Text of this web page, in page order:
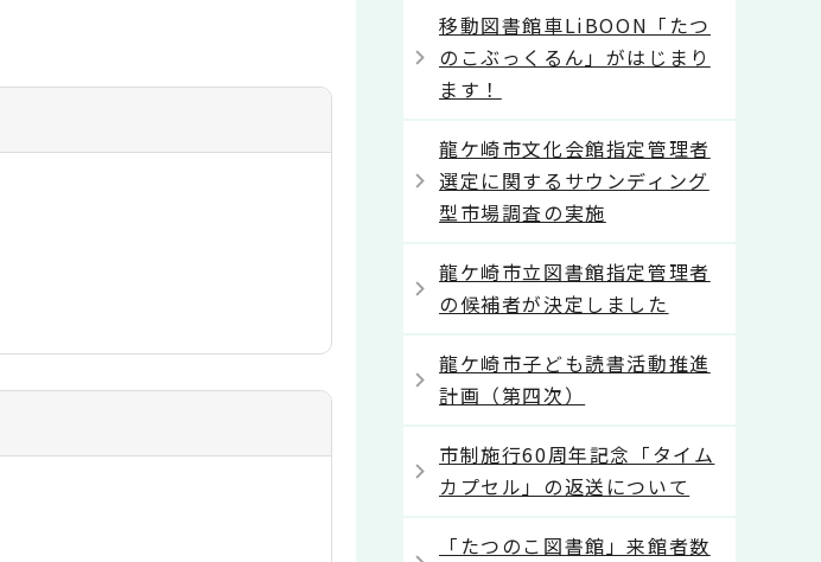
移動図書館車LiBOON「たつ
のこぶっくるん」がはじまり
ます！
龍ケ崎市文化会館指定管理者
選定に関するサウンディング
型市場調査の実施
龍ケ崎市立図書館指定管理者
の候補者が決定しました
龍ケ崎市子ども読書活動推進
計画（第四次）
市制施行60周年記念「タイム
カプセル」の返送について
「たつのこ図書館」来館者数